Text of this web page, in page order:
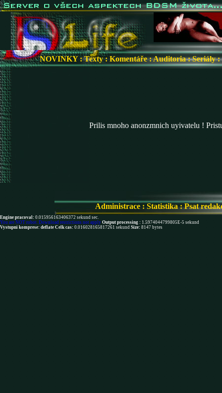
NOVINKY:Texty: Komentáře:Auditoria:Seriály:
Prilis mnoho anonzmnich uyivatelu !
Administrace : Statistika:Psat
Engine pracoval: 0.015956163406372 sekund sec.
You are NOT robot. Download restrictions not apply Output processing : 1.5974044799805E-5 sekund
Vystupni komprese: deflate Celk cas: 0.016028165817261 sekund Size: 8147 bytes